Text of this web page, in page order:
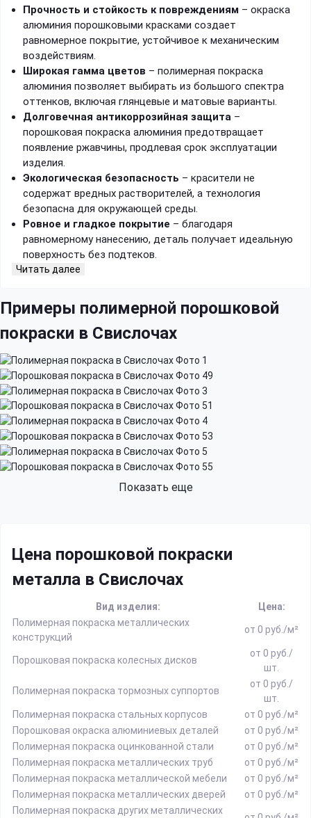
Прочность и стойкость к повреждениям – окраска
алюминия порошковыми красками создает
равномерное покрытие, устойчивое к механическим
воздействиям.
Широкая гамма цветов – полимерная покраска
алюминия позволяет выбирать из большого спектра
оттенков, включая глянцевые и матовые варианты.
Долговечная антикоррозийная защита –
порошковая покраска алюминия предотвращает
появление ржавчины, продлевая срок эксплуатации
изделия.
Экологическая безопасность – красители не
содержат вредных растворителей, а технология
безопасна для окружающей среды.
Ровное и гладкое покрытие – благодаря
равномерному нанесению, деталь получает идеальную
поверхность без подтеков.
Читать далее
Примеры полимерной порошковой
покраски в Свислочах
Показать еще
Цена порошковой покраски
металла в Свислочах
Вид изделия:
Цена:
Полимерная покраска металлических
конструкций
от 0 руб./м²
Порошковая покраска колесных дисков
от 0 руб./
шт.
Полимерная покраска тормозных суппортов
от 0 руб./
шт.
Полимерная покраска стальных корпусов
от 0 руб./м²
Порошковая окраска алюминиевых деталей
от 0 руб./м²
Полимерная покраска оцинкованной стали
от 0 руб./м²
Полимерная покраска металлических труб
от 0 руб./м²
Полимерная покраска металлической мебели
от 0 руб./м²
Полимерная покраска металлических дверей
от 0 руб./м²
Полимерная покраска других металлических